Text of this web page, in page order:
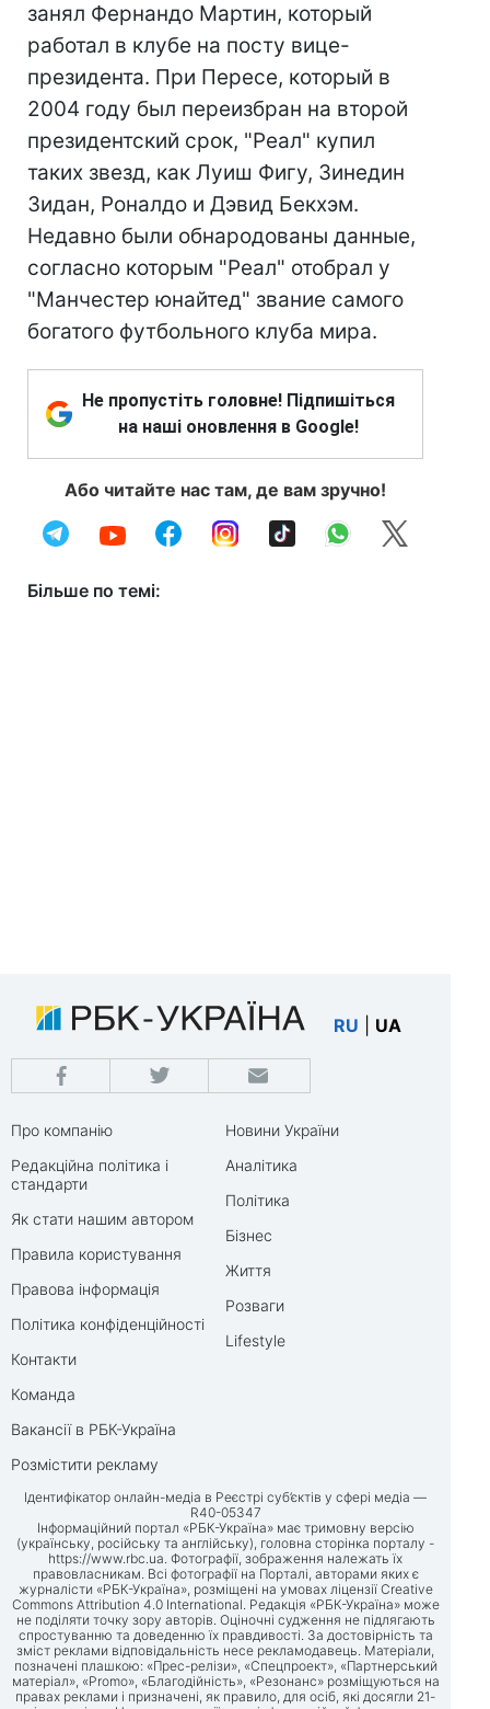
занял Фернандо Мартин, который
работал в клубе на посту вице-
президента. При Пересе, который в
2004 году был переизбран на второй
президентский срок, "Реал" купил
таких звезд, как Луиш Фигу, Зинедин
Зидан, Роналдо и Дэвид Бекхэм.
Недавно были обнародованы данные,
согласно которым "Реал" отобрал у
"Манчестер юнайтед" звание самого
богатого футбольного клуба мира.
Не пропустіть головне! Підпишіться
на наші оновлення в Google!
Або читайте нас там, де вам зручно!
Більше по темі:
RU UA
Про компанію
Редакційна політика і
стандарти
Як стати нашим автором
Правила користування
Правова інформація
Політика конфіденційності
Контакти
Команда
Вакансії в РБК-Україна
Розмістити рекламу
Новини України
Аналітика
Політика
Бізнес
Життя
Розваги
Lifestyle
Ідентифікатор онлайн-медіа в Реєстрі суб’єктів у сфері медіа —
R40-05347
Інформаційний портал «РБК-Україна» має тримовну версію
(українську, російську та англійську), головна сторінка порталу -
https://www.rbc.ua. Фотографії, зображення належать їх
правовласникам. Всі фотографії на Порталі, авторами яких є
журналісти «РБК-Україна», розміщені на умовах ліцензії Creative
Commons Attribution 4.0 International. Редакція «РБК-Україна» може
не поділяти точку зору авторів. Оціночні судження не підлягають
спростуванню та доведенню їх правдивості. За достовірність та
зміст реклами відповідальність несе рекламодавець. Матеріали,
позначені плашкою: «Прес-релізи», «Спецпроект», «Партнерський
матеріал», «Promo», «Благодійність», «Резонанс» розміщуються на
правах реклами і призначені, як правило, для осіб, які досягли 21-